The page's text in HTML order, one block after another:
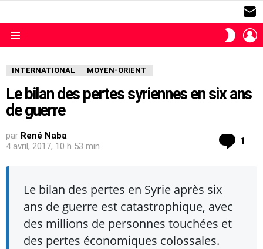
SKIN
INTERNATIONAL MOYEN-ORIENT
Le bilan des pertes syriennes en six ans
de guerre
par René Naba
4 avril, 2017, 10 h 53 min
1
Le bilan des pertes en Syrie après six
ans de guerre est catastrophique, avec
des millions de personnes touchées et
des pertes économiques colossales.